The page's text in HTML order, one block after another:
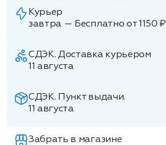
Курьер
завтра — Бесплатно от 1150 ₽
СДЭК. Доставка курьером
11 августа
СДЭК. Пункт выдачи.
11 августа
Забрать в магазине